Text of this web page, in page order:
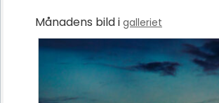
Månadens bild i galleriet